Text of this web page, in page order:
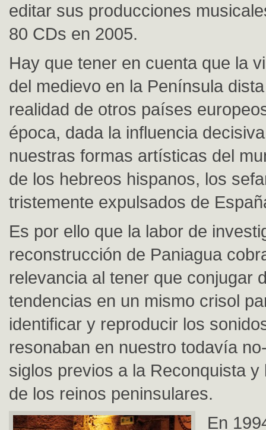
editar sus producciones
80 CDs en 2005.
Hay que tener en cuenta que la
del medievo en la Península
realidad de otros países
época, dada la influencia
nuestras formas artísticas del
de los hebreos hispanos, los
tristemente expulsados de
Es por ello que la labor de
reconstrucción de Paniagua
relevancia al tener que conjugar
tendencias en un mismo crisol
identificar y reproducir los
resonaban en nuestro todavía
siglos previos a la Reconquista y
de los reinos peninsulares.
En